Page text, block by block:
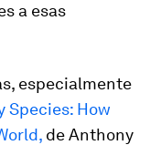
a esas
especialmente
Species: How
de Anthony